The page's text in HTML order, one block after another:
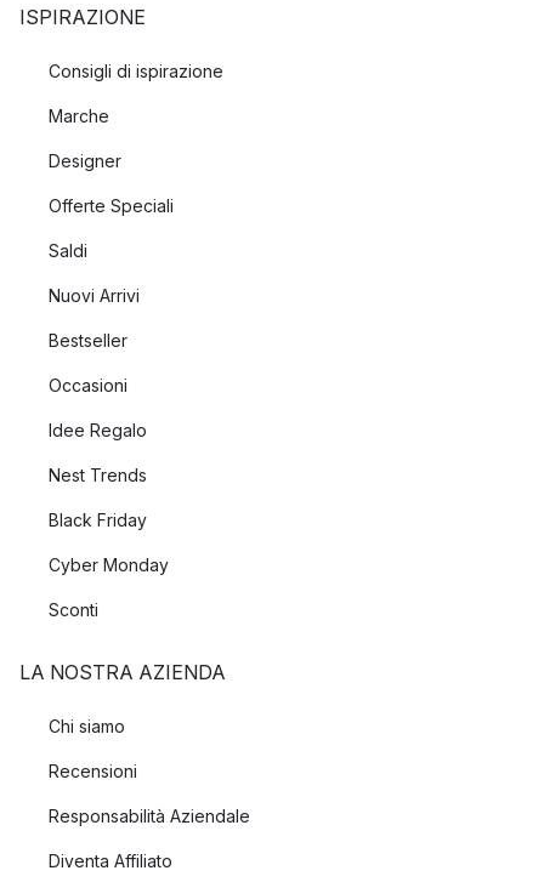
ISPIRAZIONE
Consigli di ispirazione
Marche
Designer
Offerte Speciali
Saldi
Nuovi Arrivi
Bestseller
Occasioni
Idee Regalo
Nest Trends
Black Friday
Cyber Monday
Sconti
LA NOSTRA AZIENDA
Chi siamo
Recensioni
Responsabilità Aziendale
Diventa Affiliato